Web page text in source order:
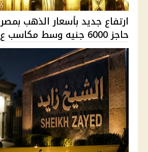
حاجز 6000 جنيه وسط مكاسب ع...